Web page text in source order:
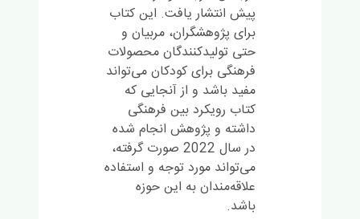
پیش انتشار یافت. این کتاب
برای پژوهشگران، مربیان و
حتی تولیدکنندگان محصولات
فرهنگی برای کودکان می‌تواند
مفید باشد و از آنجایی که
کتاب رویکرد بین فرهنگی
داشته و پژوهش انجام شده
در سال 2022 صورت گرفته،
می‌تواند مورد توجه و استفاده
علاقه‌مندان به این حوزه
باشد.